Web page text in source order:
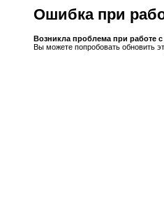
Ошибка при
Возникла проблема при работе
Вы можете попробовать обновить